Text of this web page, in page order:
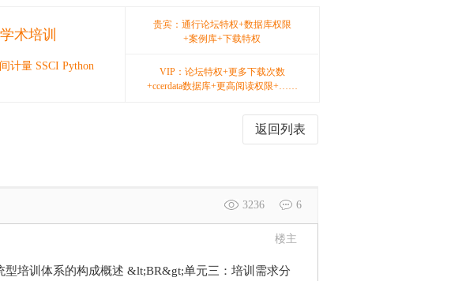
学术培训
计量 SSCI Python
贵宾：通行论坛特权+数据库权限
+案例库+下载特权
VIP：论坛特权+更多下载次数
+ccerdata数据库+更高阅读权限+……
返回列表
3236 6
楼主
培训体系的构成概述 &lt;BR&gt;单元三：培训需求分